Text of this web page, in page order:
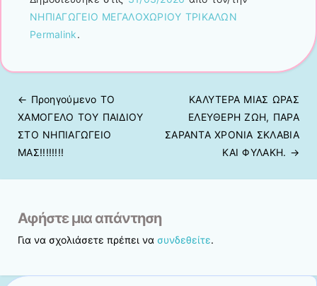
ΝΗΠΙΑΓΩΓΕΙΟ ΜΕΓΑΛΟΧΩΡΙΟΥ ΤΡΙΚΑΛΩΝ
Permalink.
Πλοήγηση άρθρων
← Προηγούμενo ΤΟ
ΧΑΜΟΓΕΛΟ ΤΟΥ ΠΑΙΔΙΟΥ
ΣΤΟ ΝΗΠΙΑΓΩΓΕΙΟ
ΜΑΣ!!!!!!!!
ΚΑΛΥΤΕΡΑ ΜΙΑΣ ΩΡΑΣ
ΕΛΕΥΘΕΡΗ ΖΩΗ, ΠΑΡΑ
ΣΑΡΑΝΤΑ ΧΡΟΝΙΑ ΣΚΛΑΒΙΑ
ΚΑΙ ΦΥΛΑΚΗ. →
Αφήστε μια απάντηση
Για να σχολιάσετε πρέπει νασυνδεθείτε.